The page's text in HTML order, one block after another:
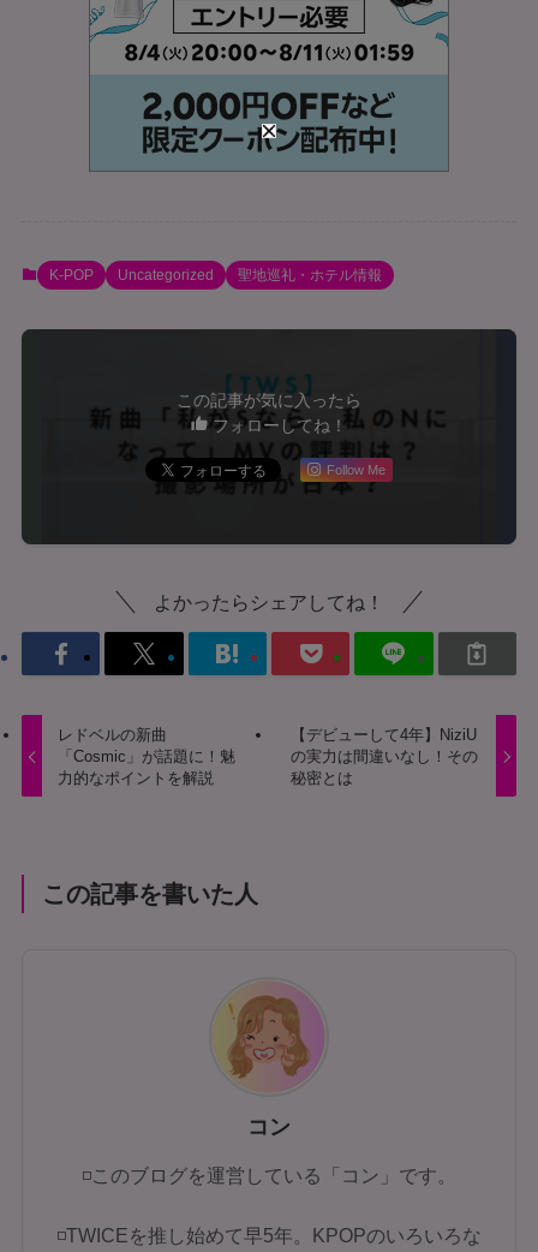
K-POP Uncategorized 聖地巡礼・ホテル情報
この記事が気に入ったら
フォローしてね！
Follow Me
よかったらシェアしてね！
レドベルの新曲
「Cosmic」が話題に！魅
力的なポイントを解説
【デビューして4年】NiziU
の実力は間違いなし！その
秘密とは
この記事を書いた人
コン
◽このブログを運営している「コン」です。
◽TWICEを推し始めて早5年。KPOPのいろいろな